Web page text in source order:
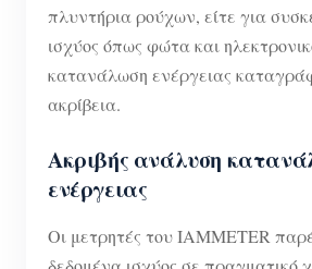
πλυντήρια ρούχων, είτε για
ισχύος όπως φώτα και
κατανάλωση ενέργειας
ακρίβεια.
Ακριβής ανάλυση
ενέργειας
Οι μετρητές του IAMMETER